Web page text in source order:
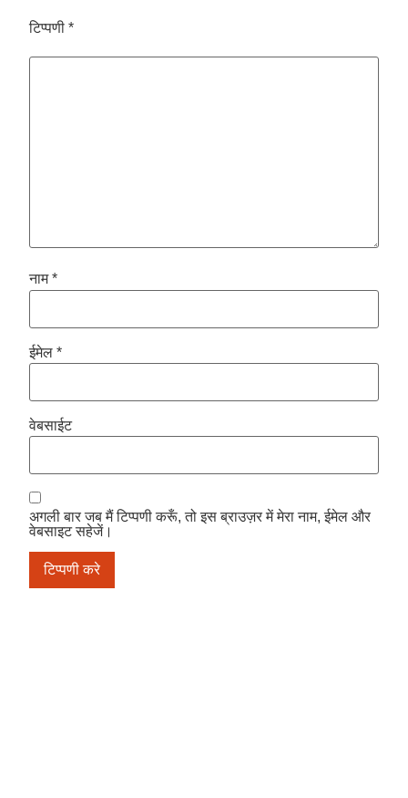
टिप्पणी *
नाम*
ईमेल *
वेबसाईट
अगली बार जब मैं टिप्पणी करूँ, तो इस ब्राउज़र में मेरा नाम, ईमेल और
वेबसाइट सहेजें।